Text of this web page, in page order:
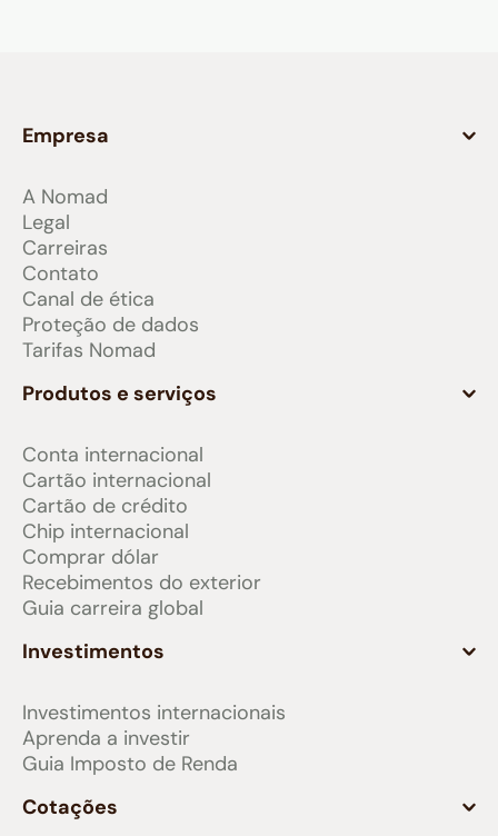
Empresa
A Nomad
Legal
Carreiras
Contato
Canal de ética
Proteção de dados
Tarifas Nomad
Produtos e serviços
Conta internacional
Cartão internacional
Cartão de crédito
Chip internacional
Comprar dólar
Recebimentos do exterior
Guia carreira global
Investimentos
Investimentos internacionais
Aprenda a investir
Guia Imposto de Renda
Cotações